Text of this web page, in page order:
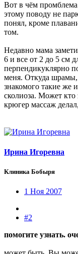
Вот в чём
этому поводу не
понял, кроме
том.
Недавно мама
6 и все от 2 до 5 см
перпендикуклярно
меня. Откуда шрамы,
знакомого такие же
сколиоза. Может кто
крюгер массаж
Ирина Игоревна
Клиника Бобыря
1 Ноя 2007
#2
помогите узнать.